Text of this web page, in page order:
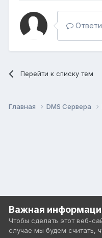
Перейти к списку тем
Главная DMS Сервера
Важная
Чтобы сделать этот веб-
случае мы будем считать,